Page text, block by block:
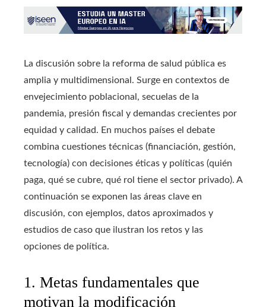
La discusión sobre la reforma de salud pública es
amplia y multidimensional. Surge en contextos de
envejecimiento poblacional, secuelas de la
pandemia, presión fiscal y demandas crecientes por
equidad y calidad. En muchos países el debate
combina cuestiones técnicas (financiación, gestión,
tecnología) con decisiones éticas y políticas (quién
paga, qué se cubre, qué rol tiene el sector privado). A
continuación se exponen las áreas clave en
discusión, con ejemplos, datos aproximados y
estudios de caso que ilustran los retos y las
opciones de política.
1. Metas fundamentales que
motivan la modificación